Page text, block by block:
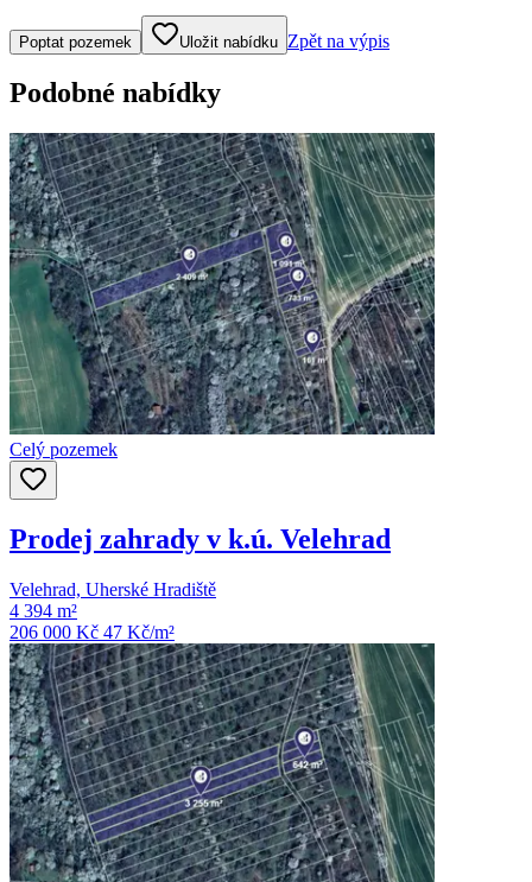
Klepněte nebo klikněte pro ovládání mapy
Poptat pozemek Uložit nabídku Zpět na výpis
Podobné nabídky
Celý pozemek
Prodej zahrady v k.ú. Velehrad
Velehrad, Uherské Hradiště
4 394 m²
206 000 Kč 47 Kč/m²